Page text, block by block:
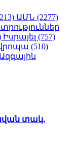
ԱՄՆ (2277)
Իսրայել (757)
(510)
Ազգային
տակ.